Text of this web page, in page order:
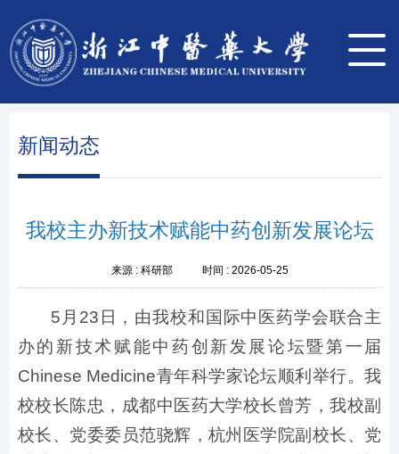
新闻动态
我校主办新技术赋能中药创新发展论坛
来源 : 科研部 时间 : 2026-05-25
5月23日，由我校和国际中医药学会联合主
办的新技术赋能中药创新发展论坛暨第一届
Chinese Medicine青年科学家论坛顺利举行。我
校校长陈忠，成都中医药大学校长曾芳，我校副
校长、党委委员范骁辉，杭州医学院副校长、党